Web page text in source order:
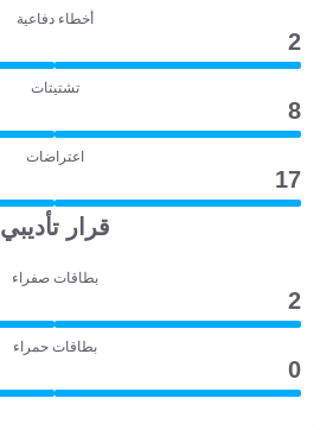
أخطاء دفاعية
2
تشتيتات
8
اعتراضات
17
قرار تأديبي
بطاقات صفراء
2
بطاقات حمراء
0